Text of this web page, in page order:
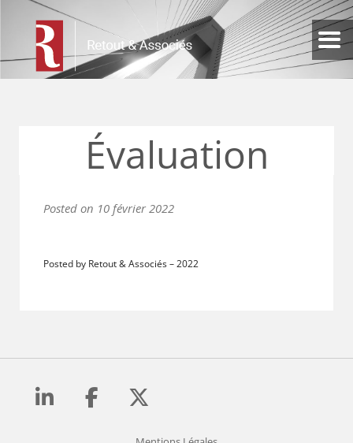
Évaluation
Posted on 10 février 2022
Posted by Retout & Associés–2022